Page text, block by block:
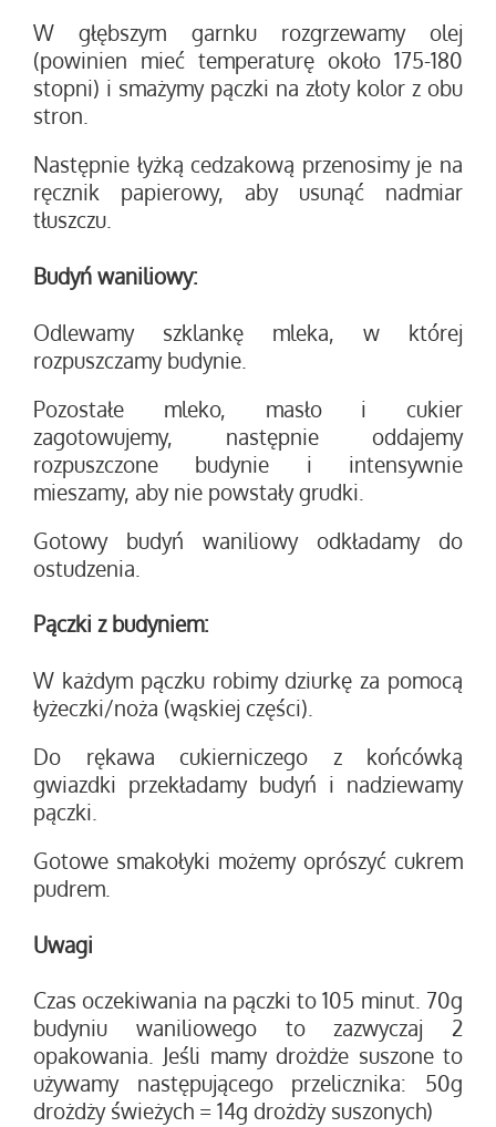
W głębszym garnku rozgrzewamy olej
(powinien mieć temperaturę około 175-180
stopni) i smażymy pączki na złoty kolor z obu
stron.
Następnie łyżką cedzakową przenosimy je na
ręcznik papierowy, aby usunąć nadmiar
tłuszczu.
Budyń waniliowy:
Odlewamy szklankę mleka, w której
rozpuszczamy budynie.
Pozostałe mleko, masło i cukier
zagotowujemy, następnie oddajemy
rozpuszczone budynie i intensywnie
mieszamy, aby nie powstały grudki.
Gotowy budyń waniliowy odkładamy do
ostudzenia.
Pączki z budyniem:
W każdym pączku robimy dziurkę za pomocą
łyżeczki/noża (wąskiej części).
Do rękawa cukierniczego z końcówką
gwiazdki przekładamy budyń i nadziewamy
pączki.
Gotowe smakołyki możemy oprószyć cukrem
pudrem.
Uwagi
Czas oczekiwania na pączki to 105 minut. 70g
budyniu waniliowego to zazwyczaj 2
opakowania. Jeśli mamy drożdże suszone to
używamy następującego przelicznika: 50g
drożdży świeżych = 14g drożdży suszonych)